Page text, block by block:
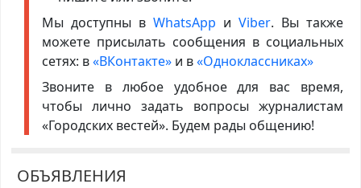
Мы доступны в WhatsApp иViber. Вы также
можете присылать сообщения в социальных
сетях: в«ВКонтакте»и в«Одноклассниках»
Звоните в любое удобное для вас время,
чтобы лично задать вопросы журналистам
«Городских вестей». Будем рады общению!
ОБЪЯВЛЕНИЯ